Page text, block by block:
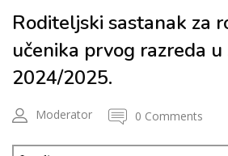
Roditeljski sastanak za
učenika prvog razreda
2024/2025.
Moderator 0 Comments